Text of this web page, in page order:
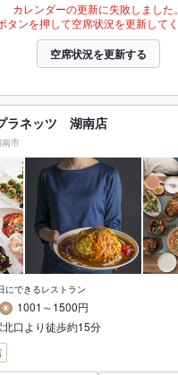
カレンダーの更新に失敗しました。
タンを押して空席状況を更新してく
空席状況を更新する
ラネッツ 湖南店
市
にできるレストラン
1001～1500円
口より徒歩約15分